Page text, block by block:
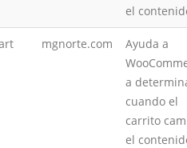
el
mgnorte.com
Ayuda a
a
cuando el
carrito
el